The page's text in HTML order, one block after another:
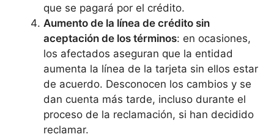
que se pagará por el crédito.
Aumento de la línea de crédito sin
aceptación de los términos: en ocasiones,
los afectados aseguran que la entidad
aumenta la línea de la tarjeta sin ellos estar
de acuerdo. Desconocen los cambios y se
dan cuenta más tarde, incluso durante el
proceso de la reclamación, si han decidido
reclamar.